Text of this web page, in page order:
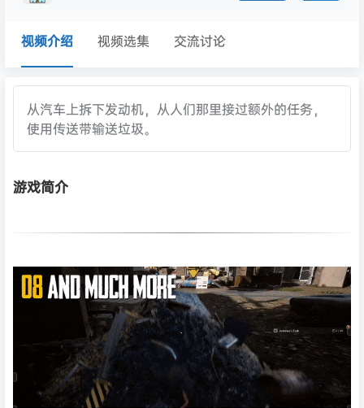
视频介绍 视频选集 交流讨论
从汽车上拆下发动机，从人们那里接过额外的任务，
使用传送带输送垃圾。
游戏简介